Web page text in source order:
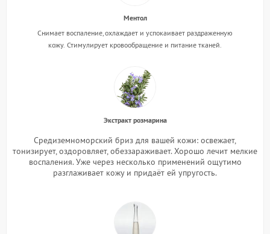
Ментол
Снимает воспаление, охлаждает и успокаивает раздраженную
кожу. Стимулирует кровообращение и питание тканей.
Экстракт розмарина
Средиземноморский бриз для вашей кожи: освежает,
тонизирует, оздоровляет, обеззараживает. Хорошо лечит мелкие
воспаления. Уже через несколько применений ощутимо
разглаживает кожу и придаёт ей упругость.